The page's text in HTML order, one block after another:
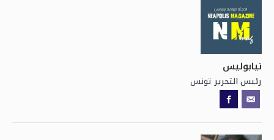
نيابوليس
رئيس التحرير تونس